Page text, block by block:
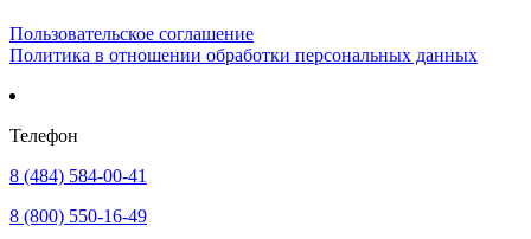
Пользовательское соглашение
Политика в отношении обработки персональных данных
Телефон
8 (484) 584-00-41
8 (800) 550-16-49